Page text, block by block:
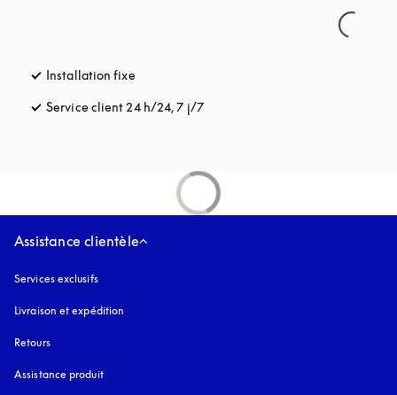
Installation fixe
Service client 24 h/24, 7 j/7s’ouvre dans un nouvel onglet
Assistance clientèle
Services exclusifs
Livraison et expédition
Retours
Assistance produit